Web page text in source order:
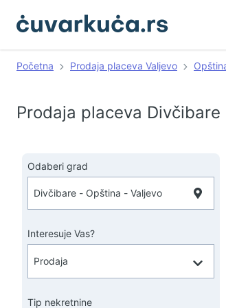
Početna Prodaja placeva Valjevo
Prodaja placeva
Odaberi grad
Interesuje Vas?
Tip nekretnine